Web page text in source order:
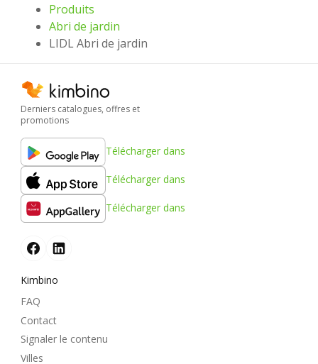
Produits
Abri de jardin
LIDL Abri de jardin
Derniers catalogues, offres et
promotions
Télécharger dans
Télécharger dans
Télécharger dans
Kimbino
FAQ
Contact
Signaler le contenu
Villes